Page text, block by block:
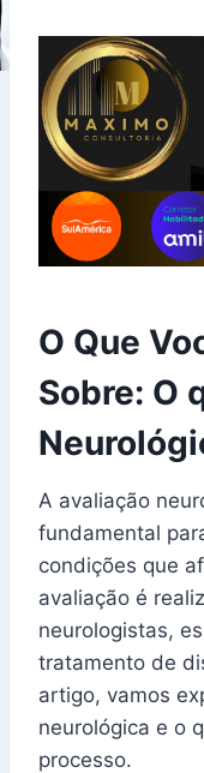
O Que
Sobre: O
A avaliação
fundamental
condições que
avaliação é
neurologistas,
tratamento de
artigo, vamos
neurológica e o
processo.